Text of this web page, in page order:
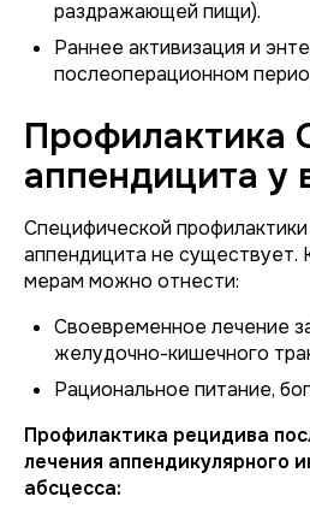
раздражающей пищи).
Раннее активизация и
послеоперационном
Профилактика
аппендицита у
Специфической
аппендицита не существует.
мерам можно отнести:
Своевременное лечение
желудочно-кишечного
Рациональное питание,
Профилактика рецидива
лечения аппендикулярного
абсцесса: